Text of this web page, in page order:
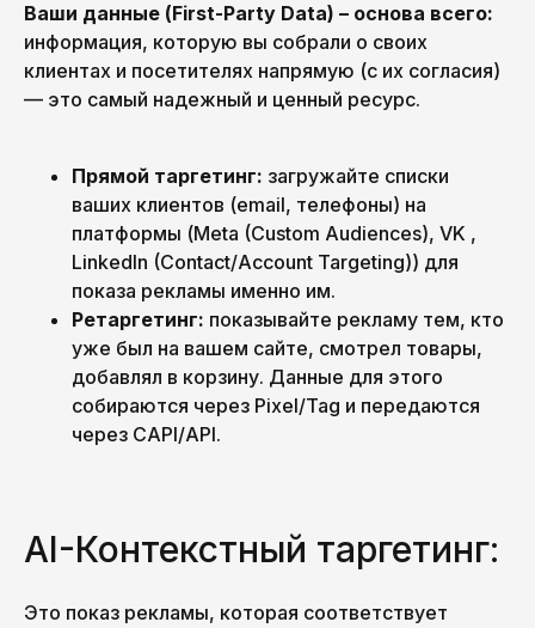
Ваши данные (First-Party Data) – основа всего:
информация, которую вы собрали о своих
клиентах и посетителях напрямую (с их согласия)
— это самый надежный и ценный ресурс.
Прямой таргетинг: загружайте списки
ваших клиентов (email, телефоны) на
платформы (Meta (Custom Audiences), VK ,
LinkedIn (Contact/Account Targeting)) для
показа рекламы именно им.
Ретаргетинг: показывайте рекламу тем, кто
уже был на вашем сайте, смотрел товары,
добавлял в корзину. Данные для этого
собираются через Pixel/Tag и передаются
через CAPI/API.
AI-Контекстный таргетинг:
Это показ рекламы, которая соответствует